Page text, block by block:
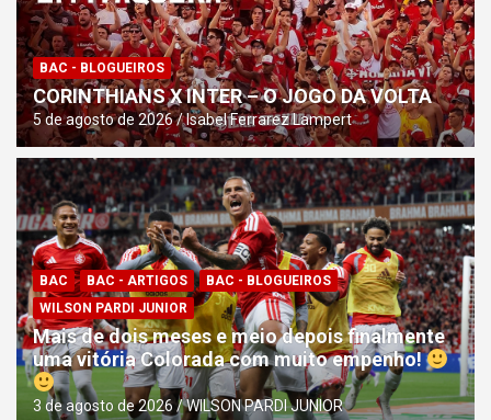
BAC - BLOGUEIROS
CORINTHIANS X INTER – O JOGO DA VOLTA
5 de agosto de 2026 Isabel Ferrarez Lampert
BAC BAC - ARTIGOS
BAC - BLOGUEIROS
WILSON PARDI JUNIOR
Mais de dois meses e meio depois finalmente
uma vitória Colorada com muito empenho!
3 de agosto de 2026 WILSON PARDI JUNIOR